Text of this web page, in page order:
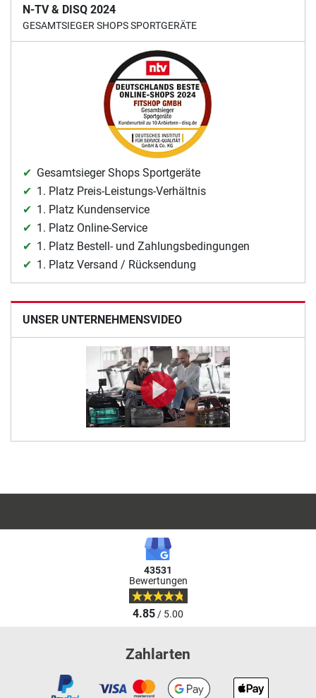
N-TV & DISQ 2024
GESAMTSIEGER SHOPS SPORTGERÄTE
Gesamtsieger Shops Sportgeräte
1. Platz Preis-Leistungs-Verhältnis
1. Platz Kundenservice
1. Platz Online-Service
1. Platz Bestell- und Zahlungsbedingungen
1. Platz Versand / Rücksendung
UNSER UNTERNEHMENSVIDEO
43531
Bewertungen
4.85/ 5.00
Zahlarten